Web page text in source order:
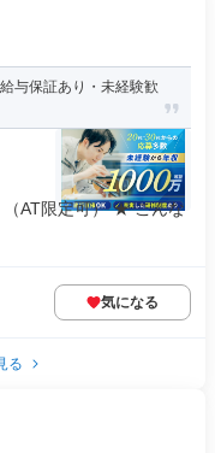
与保証あり・未経験歓
（AT限定可） ★ こんな
気になる
る